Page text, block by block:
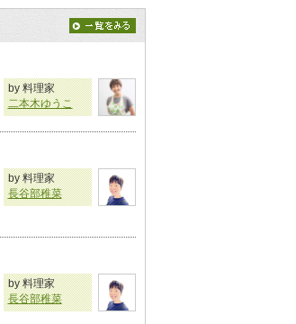
by 料理家
二本木ゆうこ
by 料理家
長谷部稚菜
by 料理家
長谷部稚菜